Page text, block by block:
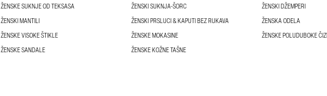
ŽENSKE SUKNJE OD TEKSASA
ŽENSKI SUKNJA-ŠORC
ŽENSKI DŽEMPERI
ŽENSKI MANTILI
ŽENSKI PRSLUCI & KAPUTI BEZ RUKAVA
ŽENSKA ODELA
ŽENSKE VISOKE ŠTIKLE
ŽENSKE MOKASINE
ŽENSKE POLUDUBOKE
ŽENSKE SANDALE
ŽENSKE KOŽNE TAŠNE